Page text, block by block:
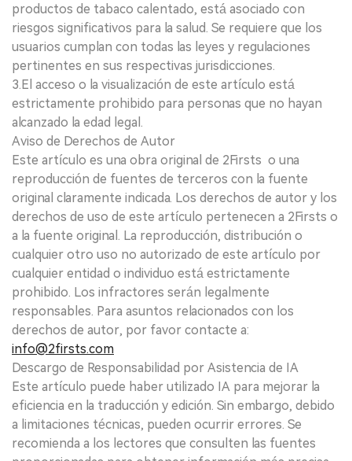
productos de tabaco calentado, está asociado con
riesgos significativos para la salud. Se requiere que los
usuarios cumplan con todas las leyes y regulaciones
pertinentes en sus respectivas jurisdicciones.
3.El acceso o la visualización de este artículo está
estrictamente prohibido para personas que no hayan
alcanzado la edad legal.
Aviso de Derechos de Autor
Este artículo es una obra original de 2Firsts o una
reproducción de fuentes de terceros con la fuente
original claramente indicada. Los derechos de autor y los
derechos de uso de este artículo pertenecen a 2Firsts o
a la fuente original. La reproducción, distribución o
cualquier otro uso no autorizado de este artículo por
cualquier entidad o individuo está estrictamente
prohibido. Los infractores serán legalmente
responsables. Para asuntos relacionados con los
derechos de autor, por favor contacte a:
info@2firsts.com
Descargo de Responsabilidad por Asistencia de IA
Este artículo puede haber utilizado IA para mejorar la
eficiencia en la traducción y edición. Sin embargo, debido
a limitaciones técnicas, pueden ocurrir errores. Se
recomienda a los lectores que consulten las fuentes